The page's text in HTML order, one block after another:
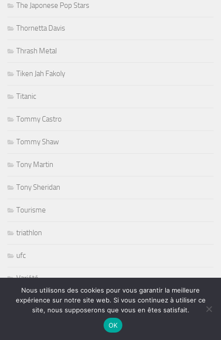
The Japonese Pop Stars
Thornetta Davis
Thrash Metal
Tiken Jah Fakoly
Titanic
Tommy Castro
Tommy Shaw
Tony Martin
Tony Sheridan
Tourisme
triathlon
ufc
Variété
volley ball
Nous utilisons des cookies pour vous garantir la meilleure
expérience sur notre site web. Si vous continuez à utiliser ce
site, nous supposerons que vous en êtes satisfait.
OK